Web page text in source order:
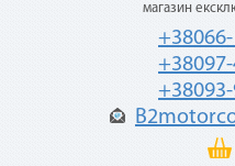
магазин
«Мгновенная